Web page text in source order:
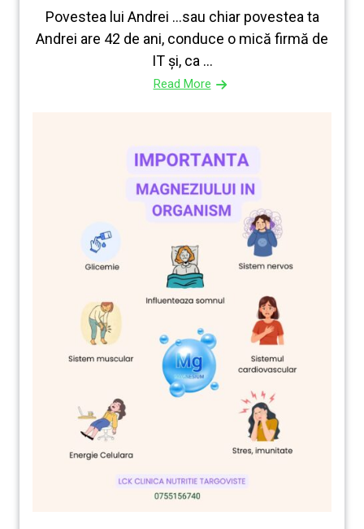
Povestea lui Andrei …sau chiar povestea ta
Andrei are 42 de ani, conduce o mică firmă de
IT și, ca ...
Read More